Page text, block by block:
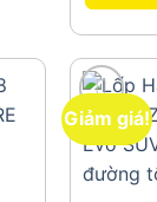
Giảm giá!
add